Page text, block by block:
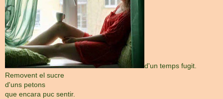
d'un temps fugit.
Removent el sucre
d'uns petons
que encara puc sentir.